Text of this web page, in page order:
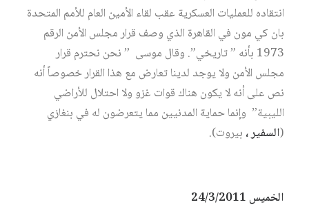
انتقاده للعمليات العسكرية عقب لقاء الأمين العام للأمم المتحدة
بان كي مون في القاهرة الذي وصف قرار مجلس الأمن الرقم
1973 بأنه ” تاريخي”. وقال موسى ” نحن نحترم قرار
مجلس الأمن ولا يوجد لدينا تعارض مع هذا القرار خصوصاً أنه
نص على أنه لا يكون هناك قوات غزو ولا احتلال للأراضي
الليبية” وإنما حماية المدنيين مما يتعرضون له في بنغازي
(السفير ، بيروت).
الخميس 24/3/2011